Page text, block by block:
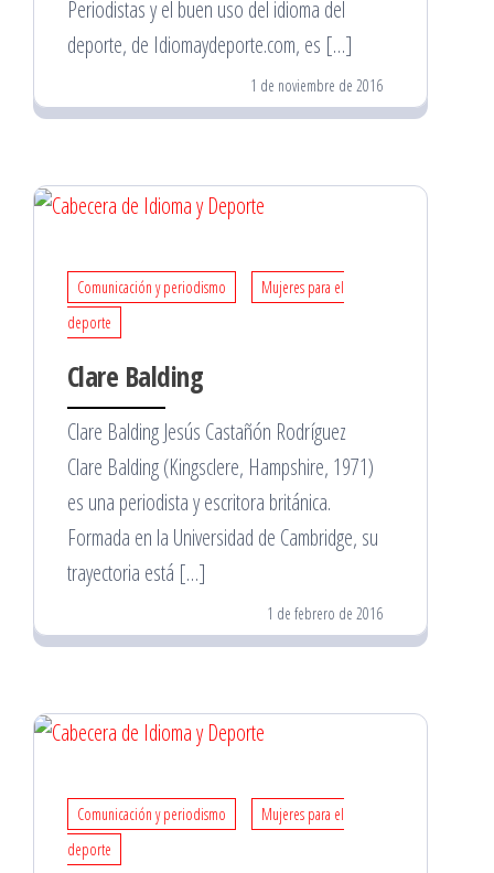
Periodistas y el buen uso del idioma del
deporte, de Idiomaydeporte.com, es […]
1 de noviembre de 2016
Comunicación y periodismo
Mujeres para el
deporte
Clare Balding
Clare Balding Jesús Castañón Rodríguez
Clare Balding (Kingsclere, Hampshire, 1971)
es una periodista y escritora británica.
Formada en la Universidad de Cambridge, su
trayectoria está […]
1 de febrero de 2016
Comunicación y periodismo
Mujeres para el
deporte